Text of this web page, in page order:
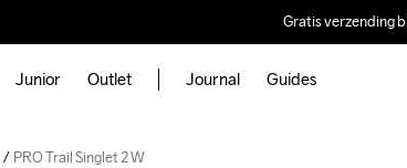
Gratis verzending
Junior Outlet Journal Guides
PRO Trail Singlet 2 W